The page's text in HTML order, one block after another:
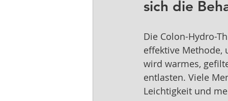
sich die
Die Colon-Hydro-
effektive Methode,
wird warmes,
entlasten. Viele
Leichtigkeit und